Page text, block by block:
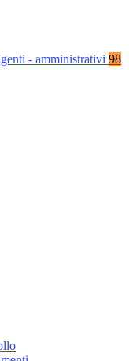
- amministrativi 98